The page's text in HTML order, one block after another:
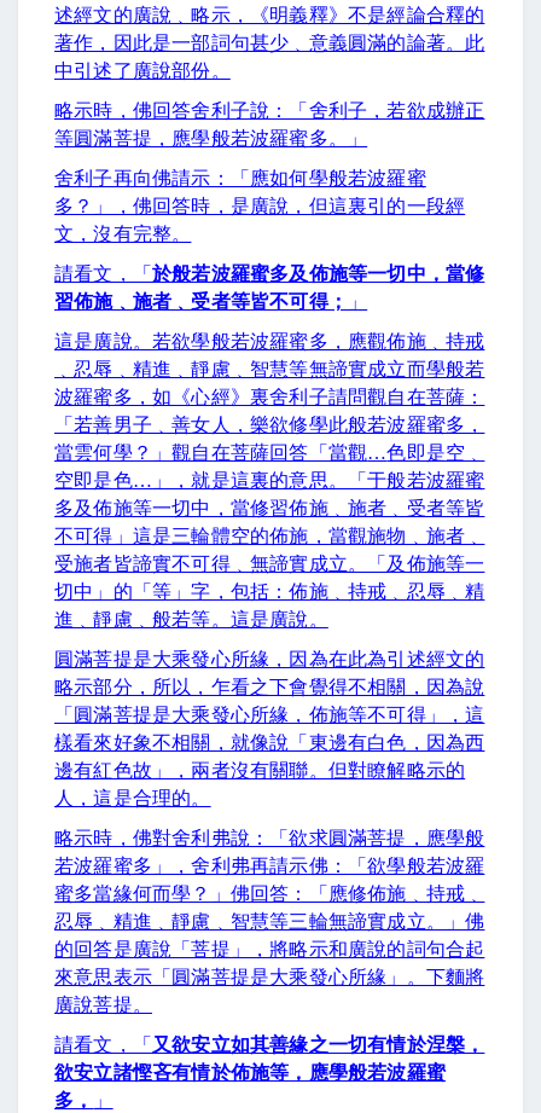
述經文的廣說﹑略示，《明義釋》不是經論合釋的
著作，因此是一部詞句甚少﹑意義圓滿的論著。此
中引述了廣說部份。
略示時，佛回答舍利子說：「舍利子，若欲成辦正
等圓滿菩提，應學般若波羅蜜多。」
舍利子再向佛請示：「應如何學般若波羅蜜
多？」，佛回答時，是廣說，但這裏引的一段經
文，沒有完整。
請看文，「 於般若波羅蜜多及佈施等一切中，當修
習佈施﹑施者﹑受者等皆不可得；
」
這是廣說。若欲學般若波羅蜜多，應觀佈施﹑持戒
﹑忍辱﹑精進﹑靜慮﹑智慧等無諦實成立而學般若
波羅蜜多，如《心經》裏舍利子請問觀自在菩薩：
「若善男子﹑善女人，樂欲修學此般若波羅蜜多，
當雲何學？」觀自在菩薩回答「當觀…色即是空﹑
空即是色… 」，就是這裏的意思。「于般若波羅蜜
多及佈施等一切中，當修習佈施﹑施者﹑受者等皆
不可得」這是三輪體空的佈施，當觀施物﹑施者﹑
受施者皆諦實不可得﹑無諦實成立。「及佈施等一
切中」的「等」字，包括：佈施﹑持戒﹑忍辱﹑精
進﹑靜慮﹑般若等。這是廣說。
圓滿菩提是大乘發心所緣，因為在此為引述經文的
略示部分，所以，乍看之下會覺得不相關，因為說
「圓滿菩提是大乘發心所緣，佈施等不可得」，這
樣看來好象不相關，就像說「東邊有白色，因為西
邊有紅色故」，兩者沒有關聯。但對瞭解略示的
人，這是合理的。
略示時，佛對舍利弗說：「欲求圓滿菩提，應學般
若波羅蜜多」，舍利弗再請示佛：「欲學般若波羅
蜜多當緣何而學？」佛回答：「應修佈施﹑持戒﹑
忍辱﹑精進﹑靜慮﹑智慧等三輪無諦實成立。」佛
的回答是廣說「菩提」，將略示和廣說的詞句合起
來意思表示「圓滿菩提是大乘發心所緣」。下麵將
廣說菩提。
請看文，「 又欲安立如其善緣之一切有情於涅槃，
欲安立諸慳吝有情於佈施等，應學般若波羅蜜
多，
」